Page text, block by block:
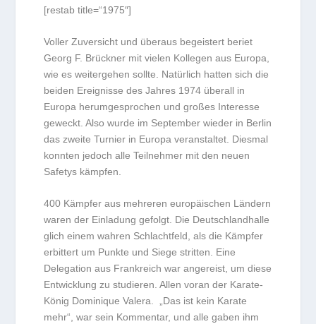
[restab title=“1975″]
Voller Zuversicht und überaus begeistert beriet
Georg F. Brückner mit vielen Kollegen aus Europa,
wie es weitergehen sollte. Natürlich hatten sich die
beiden Ereignisse des Jahres 1974 überall in
Europa herumgesprochen und großes Interesse
geweckt. Also wurde im September wieder in Berlin
das zweite Turnier in Europa veranstaltet. Diesmal
konnten jedoch alle Teilnehmer mit den neuen
Safetys kämpfen.
400 Kämpfer aus mehreren europäischen Ländern
waren der Einladung gefolgt. Die Deutschlandhalle
glich einem wahren Schlachtfeld, als die Kämpfer
erbittert um Punkte und Siege stritten. Eine
Delegation aus Frankreich war angereist, um diese
Entwicklung zu studieren. Allen voran der Karate-
König Dominique Valera. „Das ist kein Karate
mehr“, war sein Kommentar, und alle gaben ihm